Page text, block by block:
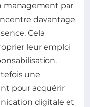
management par
davantage
Cela
leur emploi
une
pour acquérir
digitale et